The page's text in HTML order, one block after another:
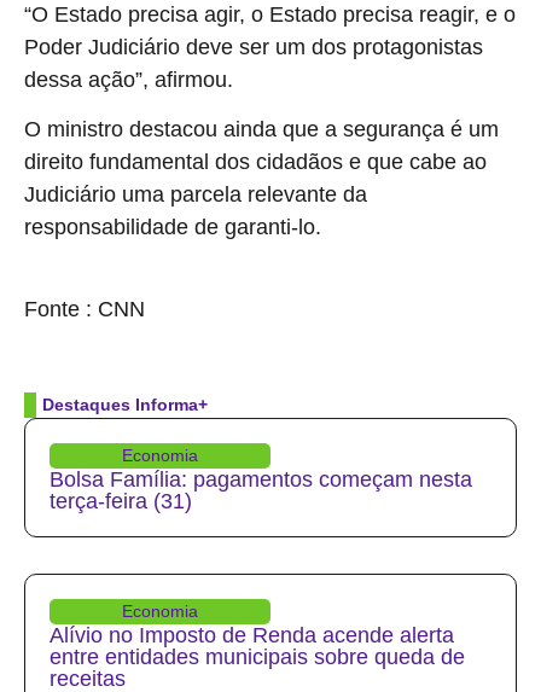
“O Estado precisa agir, o Estado precisa reagir, e o
Poder Judiciário deve ser um dos protagonistas
dessa ação”, afirmou.
O ministro destacou ainda que a segurança é um
direito fundamental dos cidadãos e que cabe ao
Judiciário uma parcela relevante da
responsabilidade de garanti-lo.
Fonte : CNN
Destaques Informa+
Economia
Bolsa Família: pagamentos começam nesta
terça-feira (31)
Economia
Alívio no Imposto de Renda acende alerta
entre entidades municipais sobre queda de
receitas